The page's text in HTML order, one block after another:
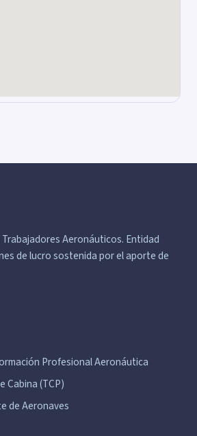
Aeronáuticos. Entidad
de lucro sostenida por el aporte de
Profesional Aeronáutica
Cabina (TCP)
de Aeronaves